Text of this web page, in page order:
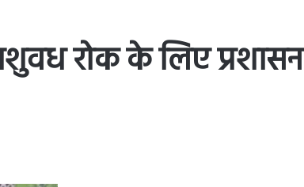
रोक के लिए प्रशासन